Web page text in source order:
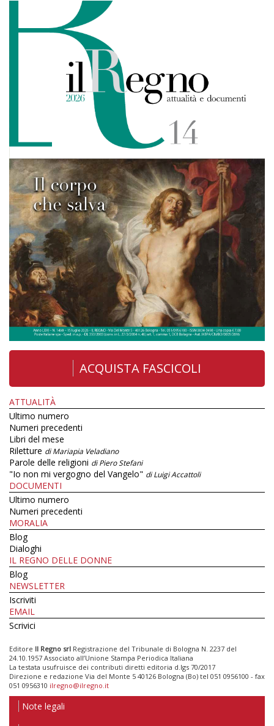
ACQUISTA FASCICOLI
ATTUALITÀ
Ultimo numero
Numeri precedenti
Libri del mese
Riletture di Mariapia Veladiano
Parole delle religioni di Piero Stefani
"Io non mi vergogno del Vangelo" di Luigi Accattoli
DOCUMENTI
Ultimo numero
Numeri precedenti
MORALIA
Blog
Dialoghi
IL REGNO DELLE DONNE
Blog
NEWSLETTER
Iscriviti
EMAIL
Scrivici
Editore Il Regno srl Registrazione del Tribunale di Bologna N. 2237 del
24.10.1957 Associato all’Unione Stampa Periodica Italiana
La testata usufruisce dei contributi diretti editoria d.lgs 70/2017
Direzione e redazione Via del Monte 5 40126 Bologna (Bo) tel 051 0956100 - fax
051 0956310 ilregno@ilregno.it
Note legali